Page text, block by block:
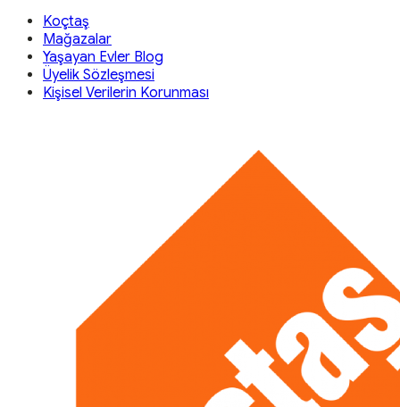
Koçtaş
Mağazalar
Yaşayan Evler Blog
Üyelik Sözleşmesi
Kişisel Verilerin Korunması